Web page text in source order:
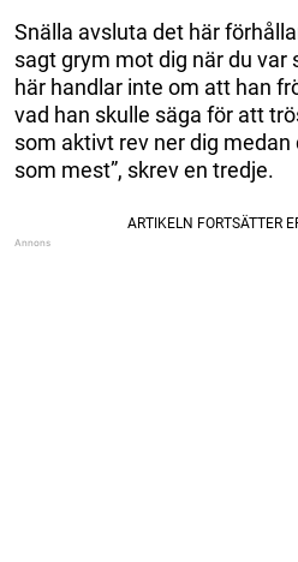
Snälla avsluta det här
sagt grym mot dig när du var
här handlar inte om att han
vad han skulle säga för att
som aktivt rev ner dig
som mest”, skrev en tredje.